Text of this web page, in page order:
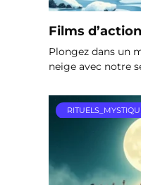
Films
Plongez dans un
neige avec notre